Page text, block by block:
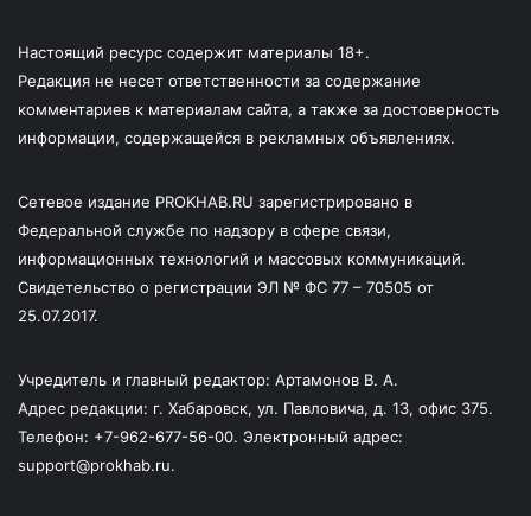
Настоящий ресурс содержит материалы 18+.
Редакция не несет ответственности за содержание
комментариев к материалам сайта, а также за достоверность
информации, содержащейся в рекламных объявлениях.
Сетевое издание PROKHAB.RU зарегистрировано в
Федеральной службе по надзору в сфере связи,
информационных технологий и массовых коммуникаций.
Свидетельство о регистрации ЭЛ № ФС 77 – 70505 от
25.07.2017.
Учредитель и главный редактор: Артамонов В. А.
Адрес редакции: г. Хабаровск, ул. Павловича, д. 13, офис 375.
Телефон: +7-962-677-56-00. Электронный адрес:
support@prokhab.ru.